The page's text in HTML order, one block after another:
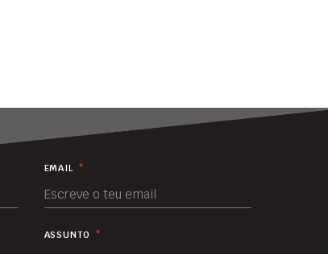
EMAIL *
ASSUNTO *